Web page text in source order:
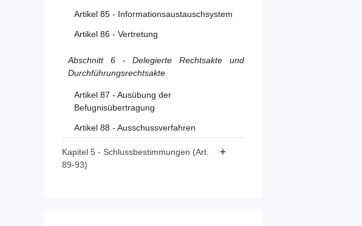
Artikel 85 - Informationsaustauschsystem
Artikel 86 - Vertretung
Abschnitt 6 - Delegierte Rechtsakte und
Durchführungsrechtsakte
Artikel 87 - Ausübung der
Befugnisübertragung
Artikel 88 - Ausschussverfahren
Kapitel 5 - Schlussbestimmungen (Art.
89-93)